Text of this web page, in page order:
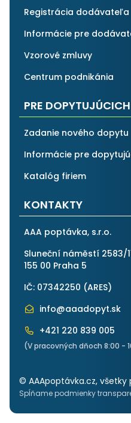
Registrácia dodávateľa
Informácie pre
Vzorové zmluvy
Centrum podnikánia
PRE DOPYTUJÚCICH
Zadanie nového dopytu
Informácie pre
Katalóg firiem
KONTAKTY
AAA poptávka, s.r.o.
Sluneční náměstí 2583/
155 00 Praha 5
IČ: 07342250 (ARES)
info@aaadopyt.sk
+421 220 839 005
(V pracovných dňoch 8:00 -
© AAApoptávka.cz, všetky
Spĺňame podmienky